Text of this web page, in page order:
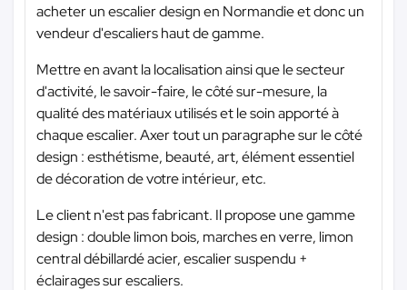
acheter un escalier design en Normandie et donc un
vendeur d'escaliers haut de gamme.
Mettre en avant la localisation ainsi que le secteur
d'activité, le savoir-faire, le côté sur-mesure, la
qualité des matériaux utilisés et le soin apporté à
chaque escalier. Axer tout un paragraphe sur le côté
design : esthétisme, beauté, art, élément essentiel
de décoration de votre intérieur, etc.
Le client n'est pas fabricant. Il propose une gamme
design : double limon bois, marches en verre, limon
central débillardé acier, escalier suspendu +
éclairages sur escaliers.